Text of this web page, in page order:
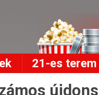
21-es terem